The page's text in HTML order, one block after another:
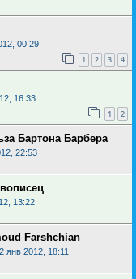
00:29
1 2 3 4
16:33
1 2
Бартона Барбера
22:53
13:22
Farshchian
янв 2012, 18:11